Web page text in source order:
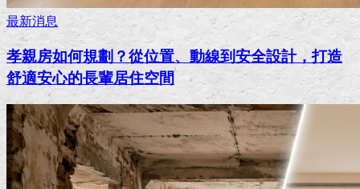
最新消息
孝親房如何規劃？從位置、動線到安全設計，打造
舒適安心的長輩居住空間